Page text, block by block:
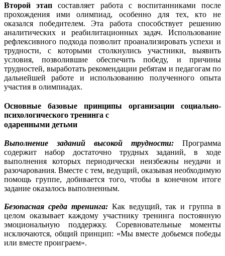
Второй этапсоставляет работа с воспитанниками после
прохождения ими олимпиад, особенно для тех, кто не
оказался победителем. Эта работа способствует решению
аналитических и реабилитационных задач. Использование
рефлексивного подхода позволит проанализировать успехи и
трудности, с которыми столкнулись участники, выявить
условия, позволившие обеспечить победу, и причины
трудностей, выработать рекомендации ребятам и педагогам по
дальнейшей работе и использованию полученного опыта
участия в олимпиадах.
Основные базовые принципы организации социально-
психологического тренинга с
одаренными детьми
Выполнение заданий высокой трудности: Программа
содержит набор достаточно трудных заданий, в ходе
выполнения которых периодически неизбежны неудачи и
разочарования. Вместе с тем, ведущий, оказывая необходимую
помощь группе, добивается того, чтобы в конечном итоге
задание оказалось выполненным.
Безопасная среда тренинга: Как ведущий, так и группа в
целом оказывает каждому участнику тренинга постоянную
эмоциональную поддержку. Соревновательные моменты
исключаются, общий принцип: «Мы вместе добьемся победы
или вместе проиграем».